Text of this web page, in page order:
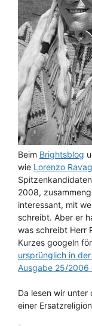
Beim Brightsblog
wie Lorenzo
2008,
interessant, mit
schreibt. Aber er
was schreibt Herr
Kurzes googeln
ursprünglich in der
Ausgabe 25/2006
Da lesen wir unter
einer